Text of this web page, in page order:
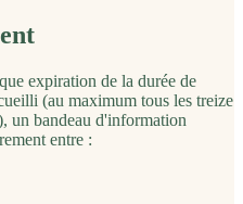
expiration de la durée de
(au maximum tous les treize
un bandeau d'information
entre :